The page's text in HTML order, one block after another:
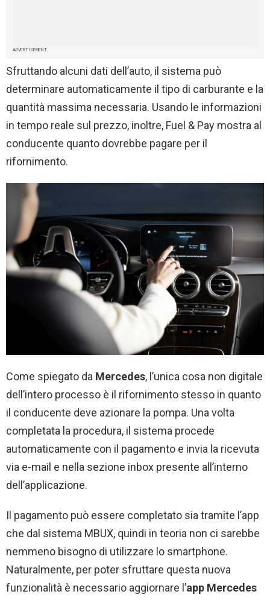
ADVERTISEMENT
Sfruttando alcuni dati dell’auto, il sistema può
determinare automaticamente il tipo di carburante e la
quantità massima necessaria. Usando le informazioni
in tempo reale sul prezzo, inoltre, Fuel & Pay mostra al
conducente quanto dovrebbe pagare per il
rifornimento.
Come spiegato da Mercedes, l’unica cosa non digitale
dell’intero processo è il rifornimento stesso in quanto
il conducente deve azionare la pompa. Una volta
completata la procedura, il sistema procede
automaticamente con il pagamento e invia la ricevuta
via e-mail e nella sezione inbox presente all’interno
dell’applicazione.
Il pagamento può essere completato sia tramite l’app
che dal sistema MBUX, quindi in teoria non ci sarebbe
nemmeno bisogno di utilizzare lo smartphone.
Naturalmente, per poter sfruttare questa nuova
funzionalità è necessario aggiornare l’app Mercedes